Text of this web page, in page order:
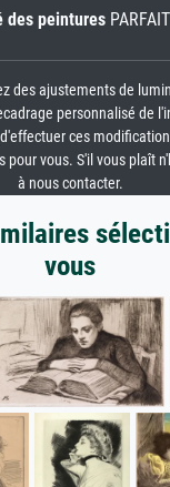
des peinturesPARFAIT
des ajustements de
personnalisé de
ces
pour vous. S'il vous plaît
à nous contacter.
vous